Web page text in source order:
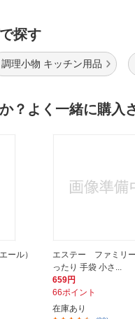
探す
調理小物 キッチン用品
？よく一緒に購入
ール）
エステー ファミリ
ったり 手袋 小さ...
659円
66ポイント
在庫あり